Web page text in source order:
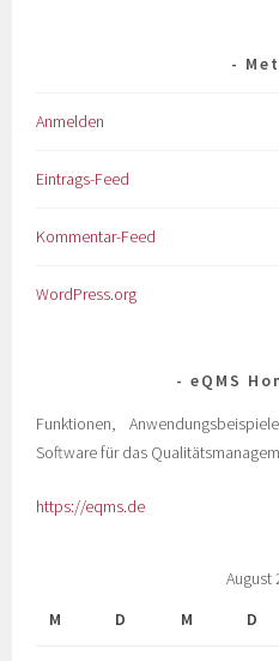
Anmelden
Eintrags-Feed
Kommentar-Feed
WordPress.org
eQMS
Funktionen,
Software für das
https://eqms.de
August
M
D M D